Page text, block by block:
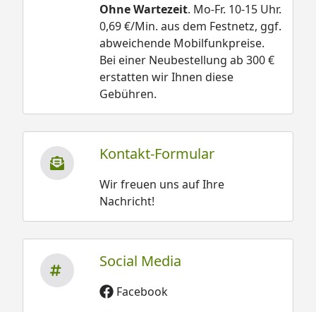
Ohne Wartezeit. Mo-Fr. 10-15 Uhr.
0,69 €/Min. aus dem Festnetz, ggf.
abweichende Mobilfunkpreise.
Bei einer Neubestellung ab 300 €
erstatten wir Ihnen diese
Gebühren.
Kontakt-Formular
Wir freuen uns auf Ihre
Nachricht!
Social Media
Facebook